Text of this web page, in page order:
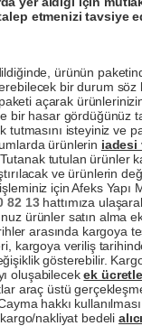
etmenizi tavsiye
ürünün
bir durum söz
açarak
bir hasar gördüğünüz
tutmasını isteyiniz ve
ürünlerin iadesi
tutulan ürünler
ve ürünlerin
için Afeks Yapı
82 13hattımıza
ürünler satın alma
arasında kargoya
kargoya veriliş
gösterebilir.
oluşabilecekek
araç üstü
hakkı
nakliyat bedeli